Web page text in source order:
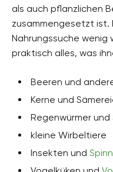
als auch pflanzlichen
zusammengesetzt ist.
Nahrungssuche wenig
praktisch alles, was
Beeren und
Kerne und
Regenwürmer und
kleine Wirbeltiere
Insekten und